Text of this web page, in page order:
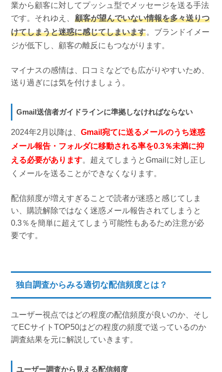
業から顧客に対してプッシュ型でメッセージを送る手法
です。それゆえ、 顧客が望んでいない情報を多々送りつ
けてしまうと迷惑に感じてしまいます。ブランドイメー
ジが低下し、顧客の離反にもつながります。
マイナスの感情は、口コミなどでも広がりやすいため、
送り過ぎには気を付けましょう。
Gmail送信者ガイドラインに準拠しなければならない
2024年2月以降は、Gmail宛てに送るメールのうち迷惑
メール報告・フォルダに移動される率を0.3％未満に抑
える必要があります。超えてしまうとGmailに対し正し
くメールを送ることができなくなります。
配信頻度が増えすぎることで読者が迷惑と感じてしま
い、購読解除ではなく迷惑メール報告されてしまうと
0.3％を簡単に超えてしまう可能性もあるため注意が必
要です。
独自調査からみる適切な配信頻度とは？
ユーザー視点ではどの程度の配信頻度が良いのか、そし
てECサイトTOP50はどの程度の頻度で送っているのか
調査結果を元に解説していきます。
ユーザー調査から見える配信頻度